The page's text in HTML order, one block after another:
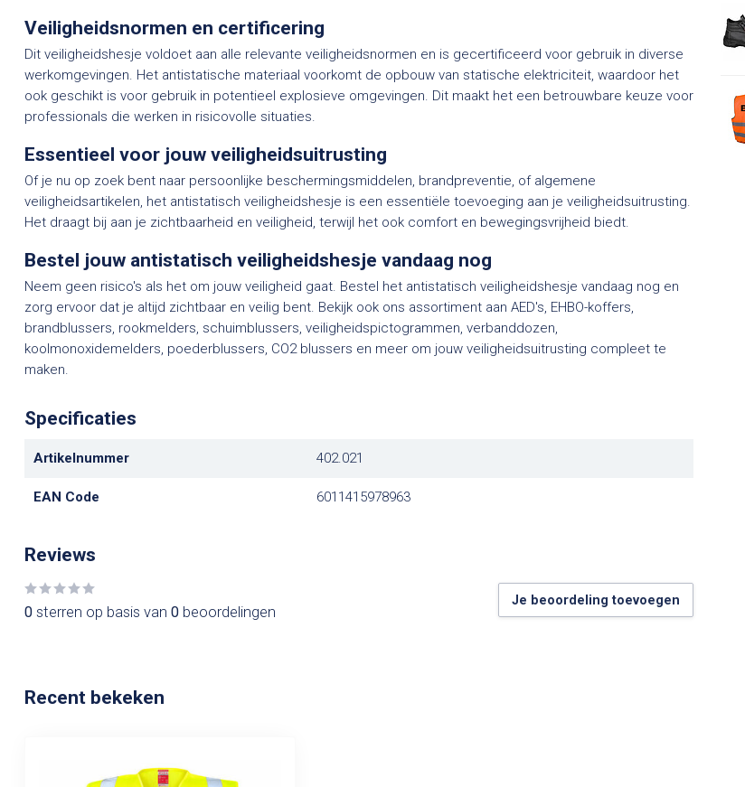
Veiligheidsnormen en certificering
Dit veiligheidshesje voldoet aan alle relevante veiligheidsnormen en is gecertificeerd voor gebruik in diverse
werkomgevingen. Het antistatische materiaal voorkomt de opbouw van statische elektriciteit, waardoor het
ook geschikt is voor gebruik in potentieel explosieve omgevingen. Dit maakt het een betrouwbare keuze voor
professionals die werken in risicovolle situaties.
Essentieel voor jouw veiligheidsuitrusting
Of je nu op zoek bent naar persoonlijke beschermingsmiddelen, brandpreventie, of algemene
veiligheidsartikelen, het antistatisch veiligheidshesje is een essentiële toevoeging aan je veiligheidsuitrusting.
Het draagt bij aan je zichtbaarheid en veiligheid, terwijl het ook comfort en bewegingsvrijheid biedt.
Bestel jouw antistatisch veiligheidshesje vandaag nog
Neem geen risico's als het om jouw veiligheid gaat. Bestel het antistatisch veiligheidshesje vandaag nog en
zorg ervoor dat je altijd zichtbaar en veilig bent. Bekijk ook ons assortiment aan AED's, EHBO-koffers,
brandblussers, rookmelders, schuimblussers, veiligheidspictogrammen, verbanddozen,
koolmonoxidemelders, poederblussers, CO2 blussers en meer om jouw veiligheidsuitrusting compleet te
maken.
Specificaties
Artikelnummer 402.021
EAN Code 6011415978963
Reviews
0 sterren op basis van 0 beoordelingen
Je beoordeling toevoegen
Recent bekeken